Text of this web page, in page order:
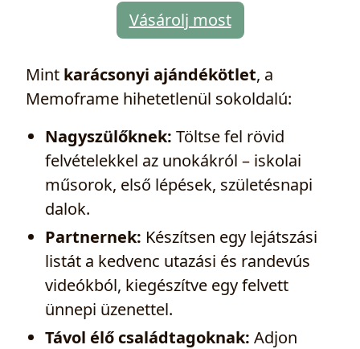
Vásárolj most
Mint karácsonyi ajándékötlet, a
Memoframe hihetetlenül sokoldalú:
Nagyszülőknek: Töltse fel rövid
felvételekkel az unokákról – iskolai
műsorok, első lépések, születésnapi
dalok.
Partnernek: Készítsen egy lejátszási
listát a kedvenc utazási és randevús
videókból, kiegészítve egy felvett
ünnepi üzenettel.
Távol élő családtagoknak: Adjon